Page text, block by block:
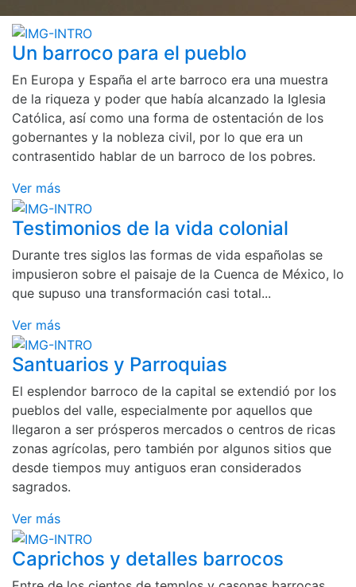
Un barroco para el pueblo
En Europa y España el arte barroco era una muestra
de la riqueza y poder que había alcanzado la Iglesia
Católica, así como una forma de ostentación de los
gobernantes y la nobleza civil, por lo que era un
contrasentido hablar de un barroco de los pobres.
Ver más
Testimonios de la vida colonial
Durante tres siglos las formas de vida españolas se
impusieron sobre el paisaje de la Cuenca de México, lo
que supuso una transformación casi total...
Ver más
Santuarios y Parroquias
El esplendor barroco de la capital se extendió por los
pueblos del valle, especialmente por aquellos que
llegaron a ser prósperos mercados o centros de ricas
zonas agrícolas, pero también por algunos sitios que
desde tiempos muy antiguos eran considerados
sagrados.
Ver más
Caprichos y detalles barrocos